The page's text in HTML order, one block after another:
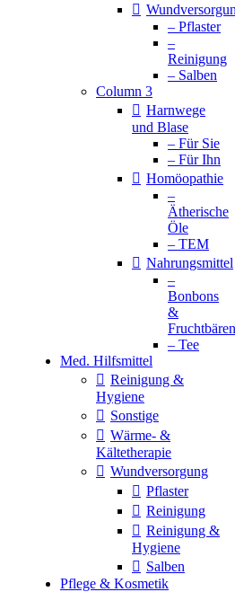
– Pflaster
–
Reinigung
– Salben
Column 3
Harnwege
und Blase
– Für Sie
– Für Ihn
Homöopathie
–
Ätherische
Öle
– TEM
Nahrungsmittel
–
Bonbons
&
Fruchtbären
– Tee
Med. Hilfsmittel
Reinigung &
Hygiene
Sonstige
Wärme- &
Kältetherapie
Wundversorgung
Pflaster
Reinigung
Reinigung &
Hygiene
Salben
Pflege & Kosmetik